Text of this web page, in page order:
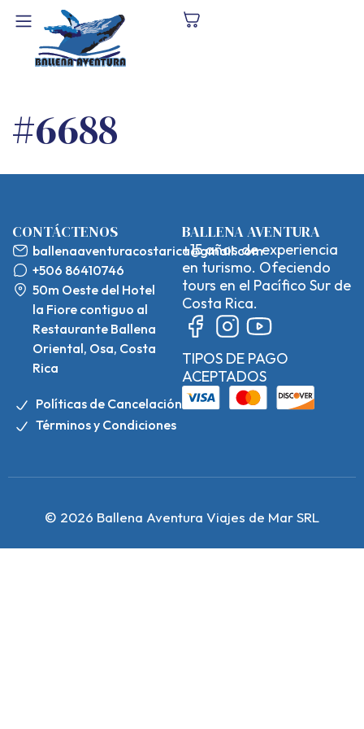
#6688
CONTÁCTENOS
ballenaaventuracostarica@gmail.com
+506 86410746
50m Oeste del Hotel
la Fiore contiguo al
Restaurante Ballena
Oriental, Osa, Costa
Rica
Políticas de Cancelación
Términos y Condiciones
BALLENA AVENTURA
+15 años de experiencia
en turismo. Ofeciendo
tours en el Pacífico Sur de
Costa Rica.
TIPOS DE PAGO
ACEPTADOS
© 2026 Ballena Aventura Viajes de Mar SRL